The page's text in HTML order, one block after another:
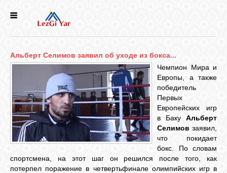
СЕЛА
ИСТОРИЯ
КУЛЬТУРА
ЛЕЗГИН
Альберт Селимов заявил об уходе из бокса...
Чемпион Мира и
Европы, а также
победитель
Первых
Европейских игр
в Баку Альберт
Селимов заявил,
что покидает
бокс. По словам
спортсмена, на этот шаг он решился после того, как
потерпел поражение в четвертьфинале олимпийских игр в